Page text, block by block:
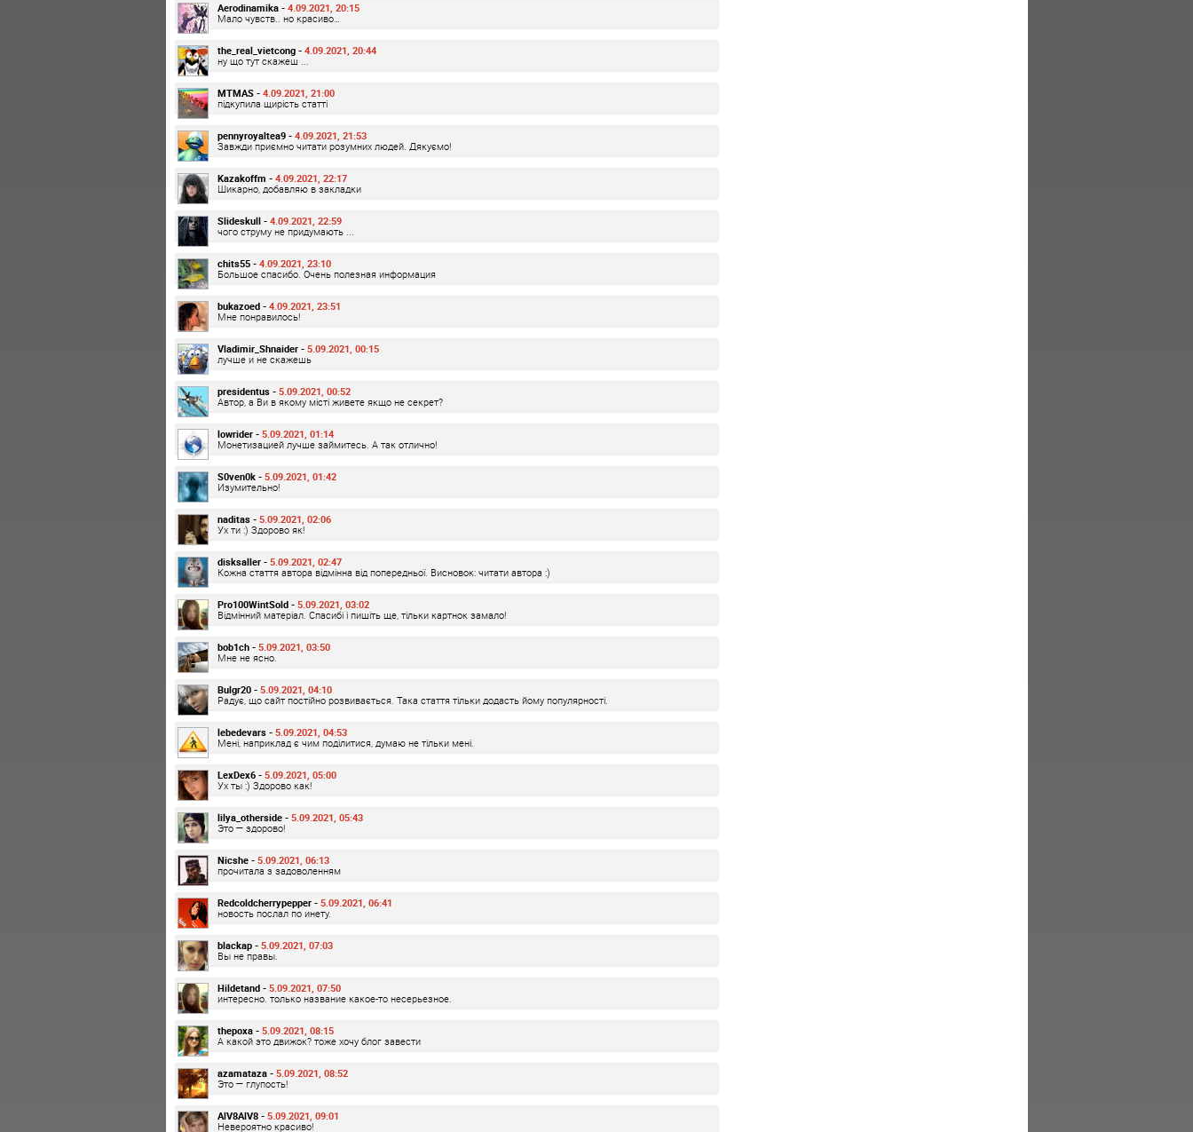
Aerodinamika - 4.09.2021, 20:15
Мало чувств.. но красиво…
the_real_vietcong - 4.09.2021, 20:44
ну що тут скажеш ...
MTMAS - 4.09.2021, 21:00
підкупила щирість статті
pennyroyaltea9 - 4.09.2021, 21:53
Завжди приємно читати розумних людей. Дякуємо!
Kazakoffm - 4.09.2021, 22:17
Шикарно, добавляю в закладки
Slideskull - 4.09.2021, 22:59
чого струму не придумають ...
chits55 - 4.09.2021, 23:10
Большое спасибо. Очень полезная информация
bukazoed - 4.09.2021, 23:51
Мне понравилось!
Vladimir_Shnaider - 5.09.2021, 00:15
лучше и не скажешь
presidentus - 5.09.2021, 00:52
Автор, а Ви в якому місті живете якщо не секрет?
lowrider - 5.09.2021, 01:14
Монетизацией лучше займитесь. А так отлично!
S0ven0k - 5.09.2021, 01:42
Изумительно!
naditas - 5.09.2021, 02:06
Ух ти :) Здорово як!
disksaller - 5.09.2021, 02:47
Кожна стаття автора відмінна від попередньої. Висновок: читати автора :)
Pro100WintSold - 5.09.2021, 03:02
Відмінний матеріал. Спасибі і пишіть ще, тільки картнок замало!
bob1ch - 5.09.2021, 03:50
Мне не ясно.
Bulgr20 - 5.09.2021, 04:10
Радує, що сайт постійно розвивається. Така стаття тільки додасть йому популярності.
lebedevars - 5.09.2021, 04:53
Мені, наприклад є чим поділитися, думаю не тільки мені.
LexDex6 - 5.09.2021, 05:00
Ух ты :) Здорово как!
lilya_otherside - 5.09.2021, 05:43
Это — здорово!
Nicshe - 5.09.2021, 06:13
прочитала з задоволенням
Redcoldcherrypepper - 5.09.2021, 06:41
новость послал по инету.
blackap - 5.09.2021, 07:03
Вы не правы.
Hildetand - 5.09.2021, 07:50
интересно. только название какое-то несерьезное.
thepoxa - 5.09.2021, 08:15
А какой это движок? тоже хочу блог завести
azamataza - 5.09.2021, 08:52
Это — глупость!
AlV8AlV8 - 5.09.2021, 09:01
Невероятно красиво!